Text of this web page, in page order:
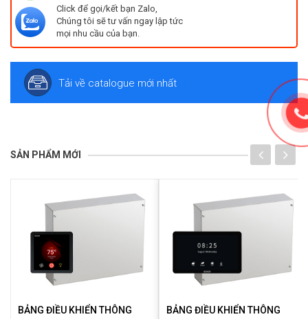
Click để gọi/kết bạn Zalo,
Chúng tôi sẽ tư vấn ngay lập tức
mọi nhu cầu của bạn.
Tải về catalogue mới nhất
SẢN PHẨM MỚI
BẢNG ĐIỀU KHIỂN THÔNG
BẢNG ĐIỀU KHIỂN THÔNG